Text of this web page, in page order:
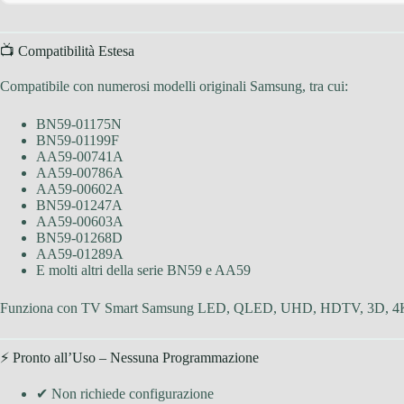
📺 Compatibilità Estesa
Compatibile con numerosi modelli originali Samsung, tra cui:
BN59-01175N
BN59-01199F
AA59-00741A
AA59-00786A
AA59-00602A
BN59-01247A
AA59-00603A
BN59-01268D
AA59-01289A
E molti altri della serie BN59 e AA59
Funziona con TV Smart Samsung LED, QLED, UHD, HDTV, 3D,
⚡ Pronto all’Uso – Nessuna Programmazione
✔ Non richiede configurazione